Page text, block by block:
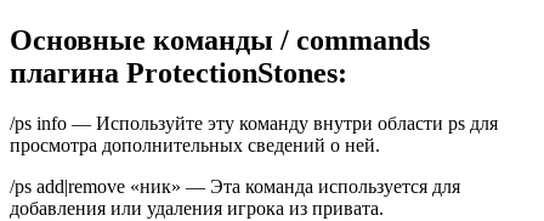
Основные команды / commands
плагина ProtectionStones:
/ps info — Используйте эту команду внутри области ps для
просмотра дополнительных сведений о ней.
/ps add|remove «ник» — Эта команда используется для
добавления или удаления игрока из привата.